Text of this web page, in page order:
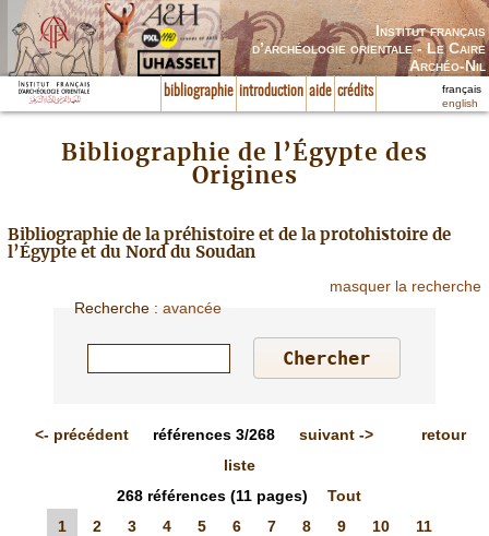
Institut français
d’archéologie orientale - Le Caire
Archéo-Nil
bibliographie introduction aide crédits
français
english
Bibliographie de l’Égypte des
Origines
Bibliographie de la préhistoire et de la protohistoire de
l’Égypte et du Nord du Soudan
masquer la recherche
Recherche :avancée
<- précédent références3/268 suivant->
retour
liste
268 références (11 pages)
Tout
1
2 3 4 5 6 7 8 9 10 11